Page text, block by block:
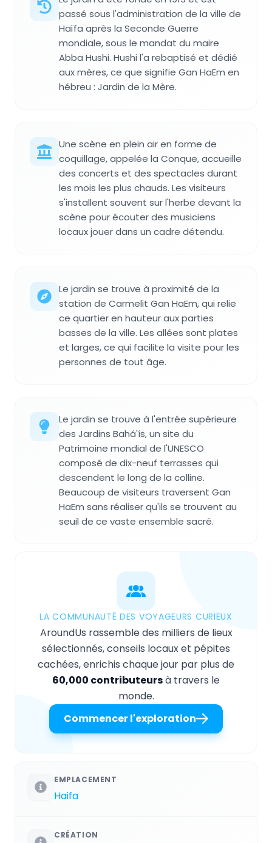
passé sous l'administration de la ville de
Haïfa après la Seconde Guerre
mondiale, sous le mandat du maire
Abba Hushi. Hushi l'a rebaptisé et dédié
aux mères, ce que signifie Gan HaEm en
hébreu : Jardin de la Mère.
Une scène en plein air en forme de
coquillage, appelée la Conque, accueille
des concerts et des spectacles durant
les mois les plus chauds. Les visiteurs
s'installent souvent sur l'herbe devant la
scène pour écouter des musiciens
locaux jouer dans un cadre détendu.
Le jardin se trouve à proximité de la
station de Carmelit Gan HaEm, qui relie
ce quartier en hauteur aux parties
basses de la ville. Les allées sont plates
et larges, ce qui facilite la visite pour les
personnes de tout âge.
Le jardin se trouve à l'entrée supérieure
des Jardins Bahá'ís, un site du
Patrimoine mondial de l'UNESCO
composé de dix-neuf terrasses qui
descendent le long de la colline.
Beaucoup de visiteurs traversent Gan
HaEm sans réaliser qu'ils se trouvent au
seuil de ce vaste ensemble sacré.
LA COMMUNAUTÉ DES VOYAGEURS CURIEUX
AroundUs rassemble des milliers de lieux
sélectionnés, conseils locaux et pépites
cachées, enrichis chaque jour par plus de
60,000 contributeursà travers le
monde.
Commencer l'exploration
EMPLACEMENT
Haifa
CRÉATION